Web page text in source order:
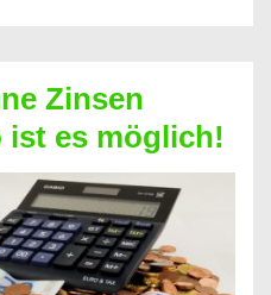
Zinsen
ist es möglich!